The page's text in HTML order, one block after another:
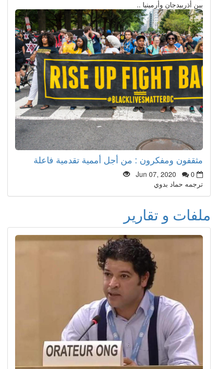
بين أذربيدجان وأرمينيا ..
مثقفون ومفكرون : من أجل أممية تقدمية فاعلة
Jun 07, 2020
0
ترجمه حماد بدوي
ملفات و تقارير